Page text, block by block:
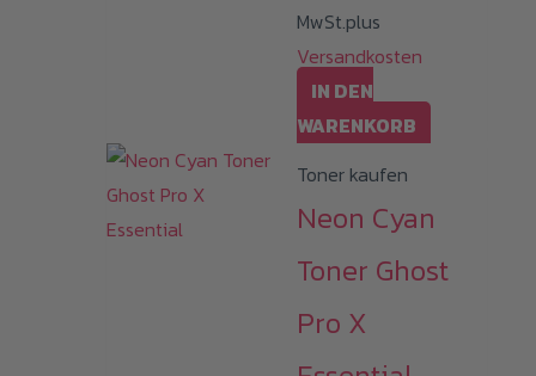
MwSt.plus
Versandkosten
IN DEN
WARENKORB
Toner kaufen
Neon Cyan
Toner Ghost
Pro X